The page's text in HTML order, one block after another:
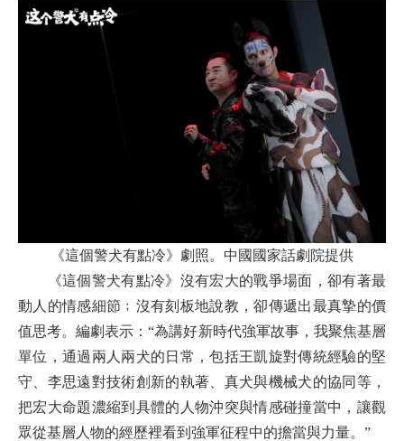
《這個警犬有點冷》劇照。中國國家話劇院提供
《這個警犬有點冷》沒有宏大的戰爭場面，卻有著最
動人的情感細節﹔沒有刻板地說教，卻傳遞出最真摯的價
值思考。編劇表示：“為講好新時代強軍故事，我聚焦基層
單位，通過兩人兩犬的日常，包括王凱旋對傳統經驗的堅
守、李思遠對技術創新的執著、真犬與機械犬的協同等，
把宏大命題濃縮到具體的人物沖突與情感碰撞當中，讓觀
眾從基層人物的經歷裡看到強軍征程中的擔當與力量。”